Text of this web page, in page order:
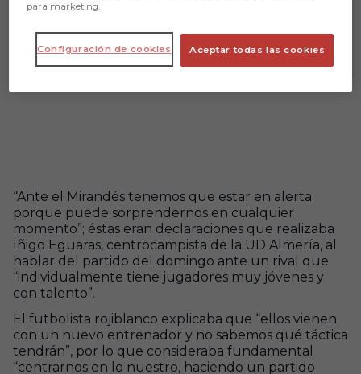
“Ante el Mirandés tenemos que estar en alerta
porque puede sorprendernos en cualquier
momento”; éstas eran declaraciones que realizaba
Iñigo Eguaras, centrocampista de la UD Almería, al
hablar del partido del domingo ante un rival que
“individualmente tiene jugadores muy jóvenes y
con talento”.
El futbolista rojiblanco explicaba que “ellos vienen
con un nuevo entrenador y no sabemos qué táctica
tendrán”, por lo que consideraba fundamental
“centrarnos en lo nuestro, haciendo un partido
para marketing.
Aceptar todas las cookies
Configuración de cookies